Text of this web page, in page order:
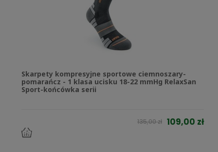
Skarpety kompresyjne sportowe ciemnoszary-
pomarańcz - 1 klasa ucisku 18-22 mmHg RelaxSan
Sport-końcówka serii
109,00 zł
135,00 zł
do
koszyka